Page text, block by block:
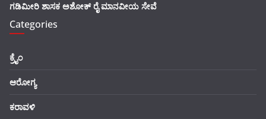
ಗಡಿಮೀರಿ ಶಾಸಕ ಅಶೋಕ್ ರೈ ಮಾನವೀಯ ಸೇವೆ
Categories
ಕ್ರೈಂ
ಆರೋಗ್ಯ
ಕರಾವಳಿ